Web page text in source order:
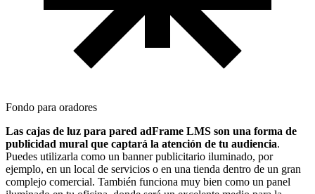
Fondo para oradores
Las cajas de luz para pared adFrame LMS son una forma de
publicidad mural que captará la atención de tu audiencia.
Puedes utilizarla como un banner publicitario iluminado, por
ejemplo, en un local de servicios o en una tienda dentro de un gran
complejo comercial. También funciona muy bien como un panel